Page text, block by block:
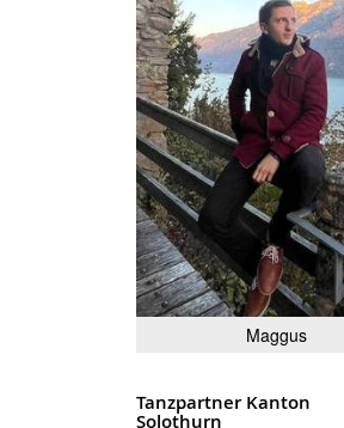
Maggus
Tanzpartner Kanton
Solothurn